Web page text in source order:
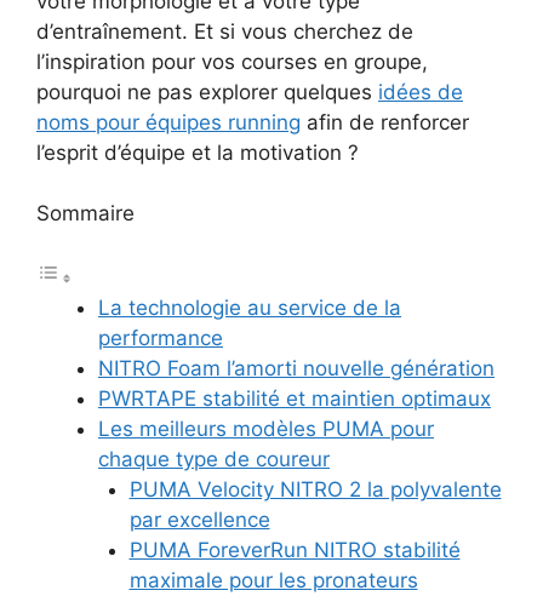
d’entraînement. Et si vous cherchez de
l’inspiration pour vos courses en groupe,
pourquoi ne pas explorer quelques idées de
noms pour équipes running afin de renforcer
l’esprit d’équipe et la motivation ?
Sommaire
La technologie au service de la
performance
NITRO Foam l’amorti nouvelle génération
PWRTAPE stabilité et maintien optimaux
Les meilleurs modèles PUMA pour
chaque type de coureur
PUMA Velocity NITRO 2 la polyvalente
par excellence
PUMA ForeverRun NITRO stabilité
maximale pour les pronateurs